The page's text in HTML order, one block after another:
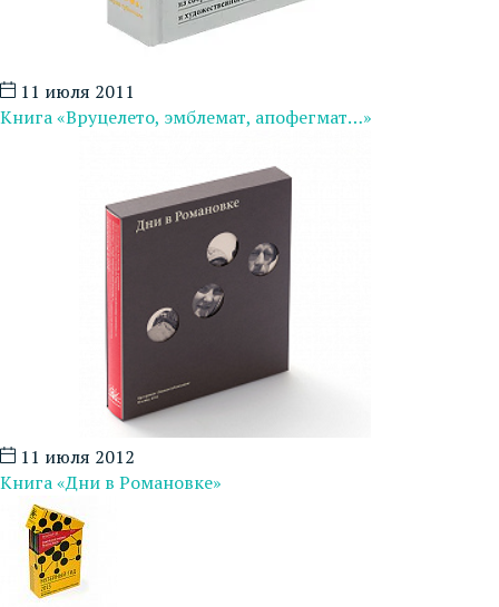
11 июля 2011
Книга «Вруцелето, эмблемат, апофегмат…»
11 июля 2012
Книга «Дни в Романовке»